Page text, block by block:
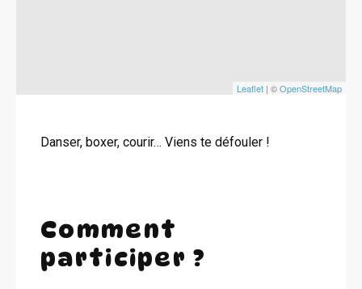
Leaflet | ©OpenStreetMap
Danser, boxer, courir… Viens te défouler !
Comment
participer ?